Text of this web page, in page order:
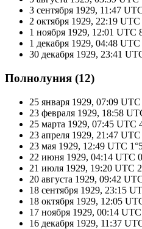
3 сентября 1929, 11:47
2 октября 1929, 22:19 UTC
1 ноября 1929, 12:01 UTC
1 декабря 1929, 04:48 UTC
30 декабря 1929, 23:41
Полнолуния (12)
25 января 1929, 07:09 UTC
23 февраля 1929, 18:58
25 марта 1929, 07:45 UTC
23 апреля 1929, 21:47 UTC
23 мая 1929, 12:49 UTC
22 июня 1929, 04:14 UTC
21 июля 1929, 19:20 UTC
20 августа 1929, 09:42
18 сентября 1929, 23:15
18 октября 1929, 12:05
17 ноября 1929, 00:14 UTC
16 декабря 1929, 11:37